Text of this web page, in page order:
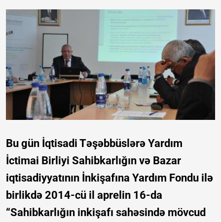
Bu gün İqtisadi Təşəbbüslərə Yardım
İctimai Birliyi Sahibkarlığın və Bazar
iqtisadiyyatının İnkişafına Yardım Fondu ilə
birlikdə 2014-cü il aprelin 16-da
“Sahibkarlığın inkişafı sahəsində mövcud